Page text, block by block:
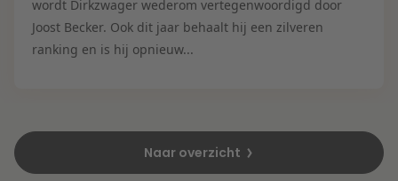
wordt Dirkzwager wederom vertegenwoordigd door
Joost Becker. Ook dit jaar behaalt hij een zilveren
ranking en is hij opnieuw...
Naar overzicht